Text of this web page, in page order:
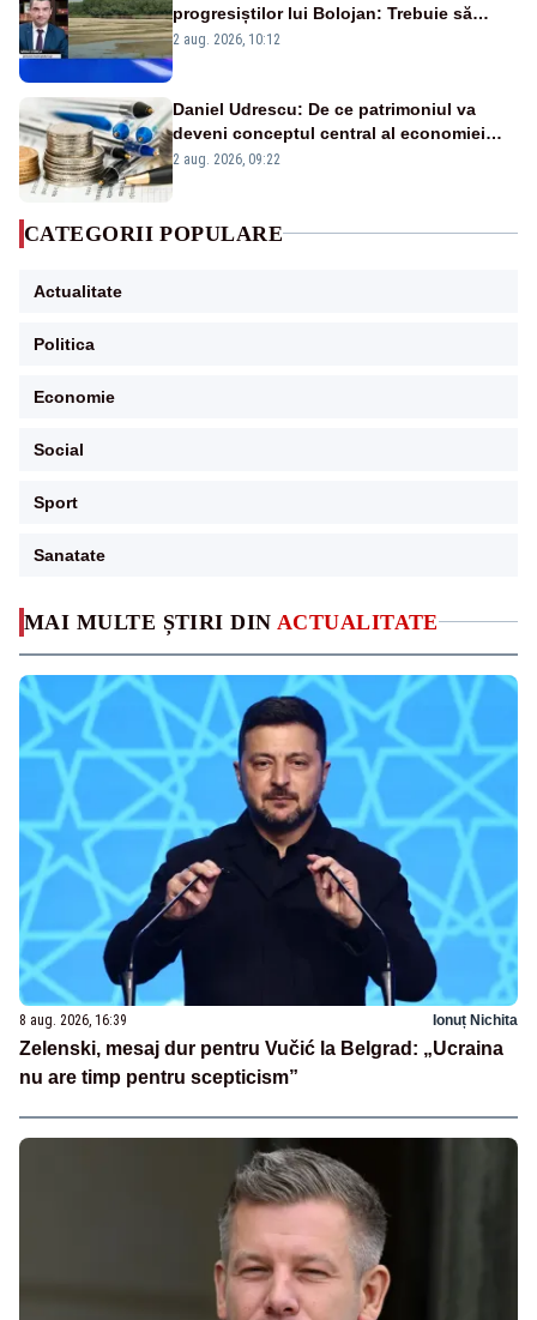
MAI MULTE ȘTIRI DIN ACTUALITATE
8 aug. 2026, 16:39 Ionuț Nichita
Zelenski, mesaj dur pentru Vučić la Belgrad: „Ucraina
nu are timp pentru scepticism”
progresiștilor lui Bolojan: Trebuie să
protejăm și natura, dar nu șținem omaneii
2 aug. 2026, 10:12
Daniel Udrescu: De ce patrimoniul va
deveni conceptul central al economiei
viitoare?
2 aug. 2026, 09:22
CATEGORII POPULARE
Actualitate
Politica
Economie
Social
Sport
Sanatate